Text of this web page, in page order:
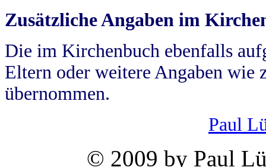
Zusätzliche Angaben im
Die im Kirchenbuch ebenfalls
Eltern oder weitere Angaben wie
übernommen.
Paul
© 2009 by Paul